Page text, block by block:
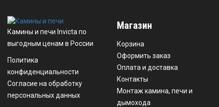
Камины и печи Invicta по
выгодным ценам в России
Политика
конфиденциальности
Согласие на обработку
персональных данных
Магазин
Корзина
Оформить заказ
Оплата и доставка
Контакты
Монтаж камина, печи и
дымохода